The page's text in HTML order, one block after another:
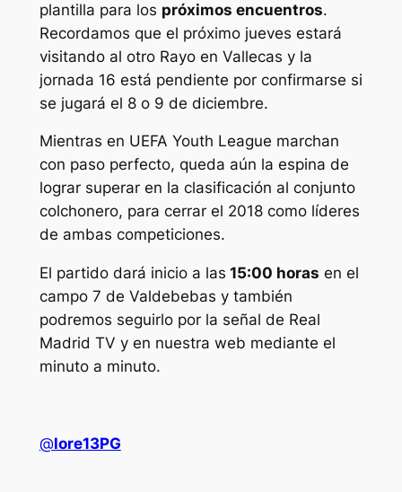
plantilla para los próximos encuentros.
Recordamos que el próximo jueves estará
visitando al otro Rayo en Vallecas y la
jornada 16 está pendiente por confirmarse si
se jugará el 8 o 9 de diciembre.
Mientras en UEFA Youth League marchan
con paso perfecto, queda aún la espina de
lograr superar en la clasificación al conjunto
colchonero, para cerrar el 2018 como líderes
de ambas competiciones.
El partido dará inicio a las 15:00 horas en el
campo 7 de Valdebebas y también
podremos seguirlo por la señal de Real
Madrid TV y en nuestra web mediante el
minuto a minuto.
@lore13PG